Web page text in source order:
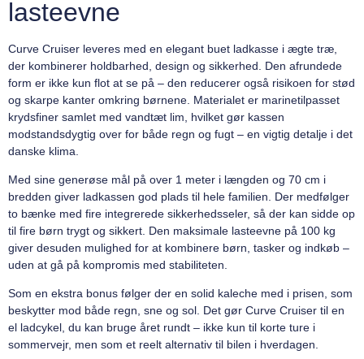
lasteevne
Curve Cruiser leveres med en elegant buet ladkasse i ægte træ,
der kombinerer holdbarhed, design og sikkerhed. Den afrundede
form er ikke kun flot at se på – den reducerer også risikoen for stød
og skarpe kanter omkring børnene. Materialet er marinetilpasset
krydsfiner samlet med vandtæt lim, hvilket gør kassen
modstandsdygtig over for både regn og fugt – en vigtig detalje i det
danske klima.
Med sine generøse mål på over 1 meter i længden og 70 cm i
bredden giver ladkassen god plads til hele familien. Der medfølger
to bænke med fire integrerede sikkerhedsseler, så der kan sidde op
til fire børn trygt og sikkert. Den maksimale lasteevne på 100 kg
giver desuden mulighed for at kombinere børn, tasker og indkøb –
uden at gå på kompromis med stabiliteten.
Som en ekstra bonus følger der en solid kaleche med i prisen, som
beskytter mod både regn, sne og sol. Det gør Curve Cruiser til en
el ladcykel, du kan bruge året rundt – ikke kun til korte ture i
sommervejr, men som et reelt alternativ til bilen i hverdagen.